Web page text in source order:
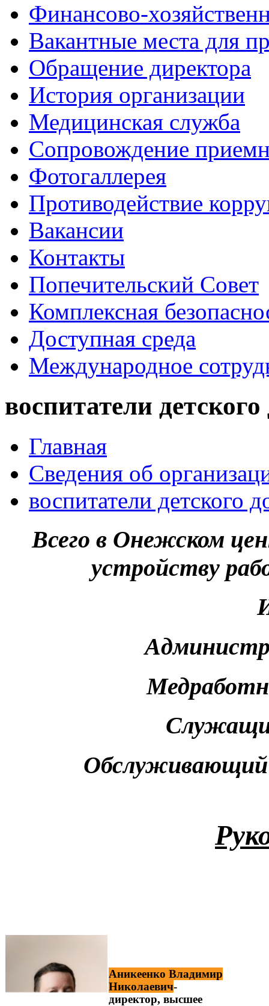
Финансово-
Вакантные места для
Обращение директора
История организации
Медицинская служба
Сопровождение
Фотогаллерея
Противодействие
Вакансии
Контакты
Попечительский Совет
Комплексная
Доступная среда
Международное
воспитатели
Главная
Сведения об
воспитатели детского
Всего в Онежском
устройству
Обслуживающий
Аникеенко Владимир
Николаевич-
директор, высшее